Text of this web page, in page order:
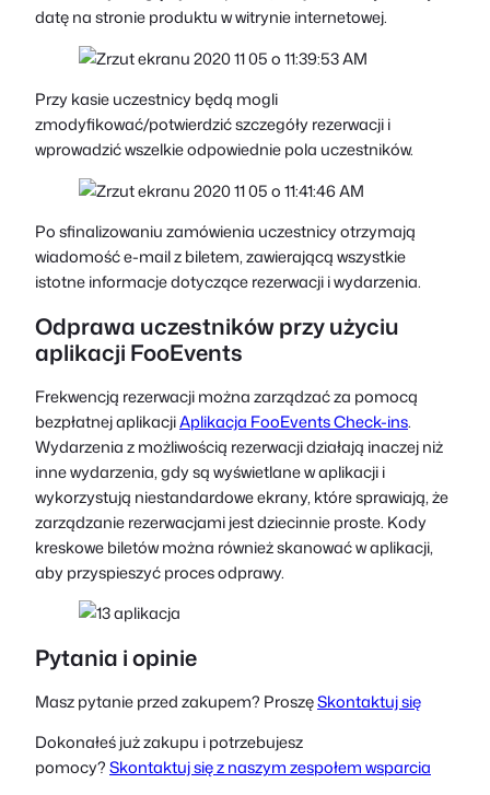
datę na stronie produktu w witrynie internetowej.
Przy kasie uczestnicy będą mogli
zmodyfikować/potwierdzić szczegóły rezerwacji i
wprowadzić wszelkie odpowiednie pola uczestników.
Po sfinalizowaniu zamówienia uczestnicy otrzymają
wiadomość e-mail z biletem, zawierającą wszystkie
istotne informacje dotyczące rezerwacji i wydarzenia.
Odprawa uczestników przy użyciu
aplikacji FooEvents
Frekwencją rezerwacji można zarządzać za pomocą
bezpłatnej aplikacjiAplikacja FooEvents Check-ins.
Wydarzenia z możliwością rezerwacji działają inaczej niż
inne wydarzenia, gdy są wyświetlane w aplikacji i
wykorzystują niestandardowe ekrany, które sprawiają, że
zarządzanie rezerwacjami jest dziecinnie proste. Kody
kreskowe biletów można również skanować w aplikacji,
aby przyspieszyć proces odprawy.
Pytania i opinie
Masz pytanie przed zakupem? ProszęSkontaktuj się
Dokonałeś już zakupu i potrzebujesz
pomocy?Skontaktuj się z naszym zespołem wsparcia